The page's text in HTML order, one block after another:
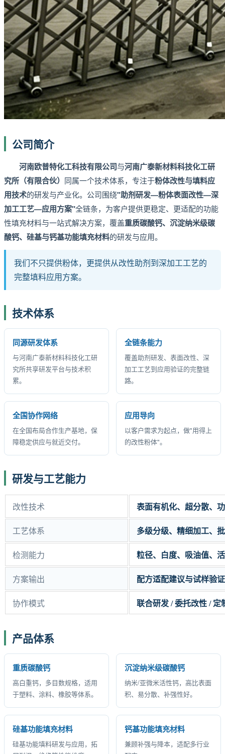
公司简介
河南欧普特化工科技有限公司与河南广泰新材料科技化工研
究所（有限合伙） 同属一个技术体系，专注于粉体改性与填料应
用技术的研发与产业化。公司围绕"助剂研发—粉体表面改性—深
加工工艺—应用方案"全链条，为客户提供更稳定、更适配的功能
性填充材料与一站式解决方案，覆盖重质碳酸钙、沉淀纳米级碳
酸钙、硅基与钙基功能填充材料的研发与应用。
我们不只提供粉体，更提供从改性助剂到深加工工艺的
完整填料应用方案。
技术体系
同源研发体系
与河南广泰新材料科技化工研
究所共享研发平台与技术积
累。
全链条能力
覆盖助剂研发、表面改性、深
加工工艺到应用验证的完整链
路。
全国协作网络
在全国布局合作生产基地，保
障稳定供应与就近交付。
应用导向
以客户需求为起点，做"用得上
的改性粉体"。
研发与工艺能力
改性技术 表面有机化、超分散、
工艺体系 多级分级、精细加工、
检测能力 粒径、白度、吸油值、
方案输出 配方适配建议与试样验证
协作模式 联合研发 / 委托改性 / 定
产品体系
重质碳酸钙
高白重钙，多目数规格，适用
于塑料、涂料、橡胶等体系。
沉淀纳米级碳酸钙
纳米/亚微米活性钙，高比表面
积、易分散、补强性好。
硅基功能填充材料
硅基功能填料研发与应用，拓
钙基功能填充材料
兼顾补强与降本，适配多行业